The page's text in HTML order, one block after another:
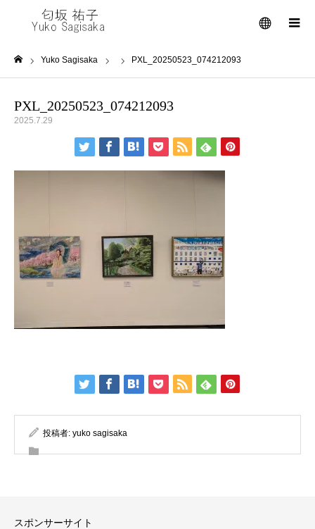
メニュー
Yuko Sagisaka PXL_20250523_074212093
PXL_20250523_074212093
2025.7.29
投稿者: yuko sagisaka
スポンサーサイト